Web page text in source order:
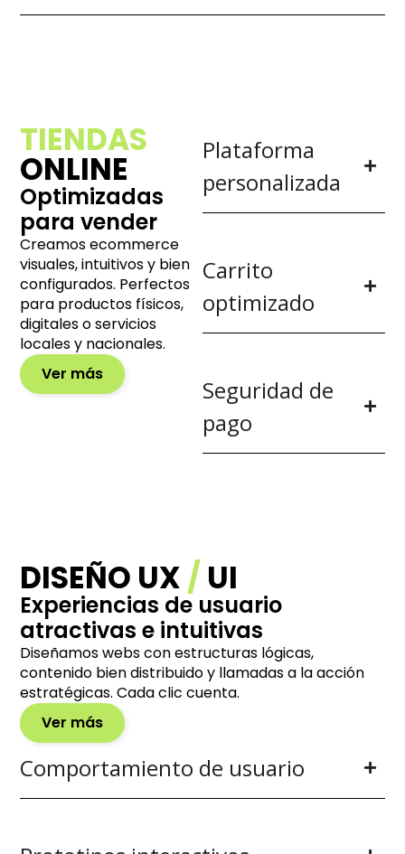
TIENDAS
ONLINE
Optimizadas
para vender
Creamos ecommerce
visuales, intuitivos y bien
configurados. Perfectos
para productos físicos,
digitales o servicios
locales y nacionales.
Ver más
Plataforma
personalizada
Carrito
optimizado
Seguridad de
pago
Comportamiento de usuario
DISEÑO UX/ UI
Experiencias de usuario
atractivas e intuitivas
Diseñamos webs con estructuras lógicas,
contenido bien distribuido y llamadas a la acción
estratégicas. Cada clic cuenta.
Ver más